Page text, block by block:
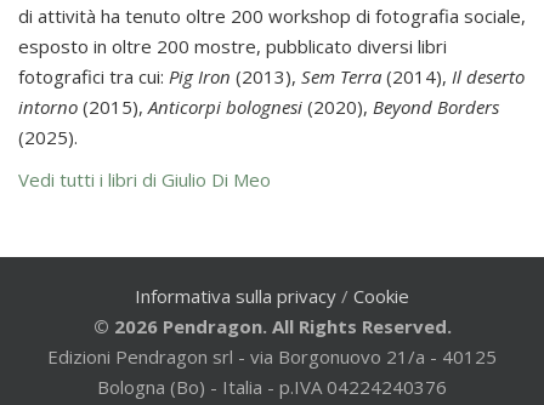
di attività ha tenuto oltre 200 workshop di fotografia sociale,
esposto in oltre 200 mostre, pubblicato diversi libri
fotografici tra cui: Pig Iron (2013), Sem Terra (2014), Il deserto
intorno (2015),Anticorpi bolognesi (2020), Beyond Borders
(2025).
Vedi tutti i libri di Giulio Di Meo
Informativa sulla privacy / Cookie
© 2026 Pendragon. All Rights Reserved.
Edizioni Pendragon srl - via Borgonuovo 21/a - 40125
Bologna (Bo) - Italia - p.IVA 04224240376